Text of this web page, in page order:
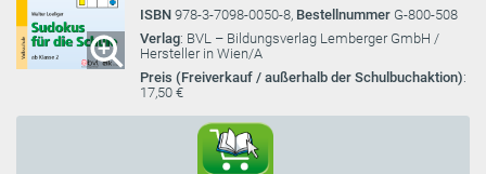
ISBN 978-3-7098-0050-8, Bestellnummer G-800-508
Verlag: BVL – Bildungsverlag Lemberger GmbH /
Hersteller in Wien/A
Preis (Freiverkauf / außerhalb der Schulbuchaktion):
17,50 €